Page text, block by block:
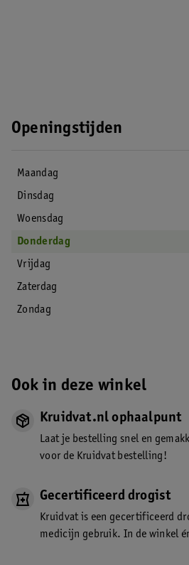
Openingstijden
Maandag
Dinsdag
Woensdag
Donderdag
Vrijdag
Zaterdag
Zondag
Ook in deze winkel
Kruidvat.nl ophaalpunt
Laat je bestelling snel en
voor de Kruidvat bestelling!
Gecertificeerd drogist
Kruidvat is een gecertificeerd
medicijn gebruik. In de winkel